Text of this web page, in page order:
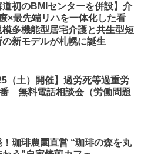
道初のBMIセンターを併設】介
×最先端リハを一体化した看
模多機能型居宅介護と共生型短
の新モデルが札幌に誕生
（土）開催】過労死等過重労
無料電話相談会（労働問題
！珈琲農園直営 “珈琲の森を丸